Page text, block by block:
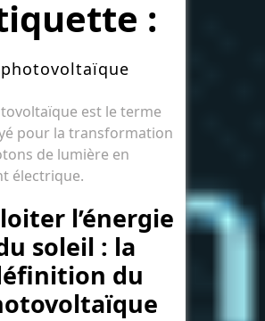
:
photovoltaïque
est le terme
pour la transformation
de lumière en
électrique.
l’énergie
soleil : la
du